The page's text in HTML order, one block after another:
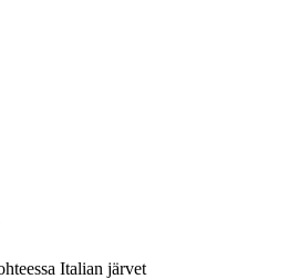
Italian järvet